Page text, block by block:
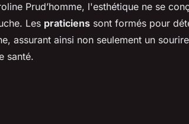
Prud’homme, l'esthétique ne se
Les praticiens sont formés pour
assurant ainsi non seulement un
santé.